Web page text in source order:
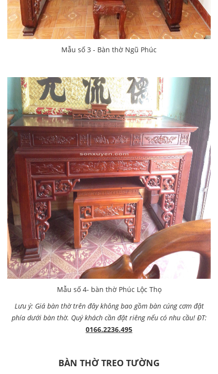
Mẫu số 3 - Bàn thờ Ngũ Phúc
Mẫu số 4- bàn thờ Phúc Lộc Thọ
Lưu ý: Giá bàn thờ trên đây không bao gồm bàn cúng cơm đặt
phía dưới bàn thờ. Quý khách cần đặt riêng nếu có nhu cầu! ĐT:
0166.2236.495
BÀN THỜ TREO TƯỜNG